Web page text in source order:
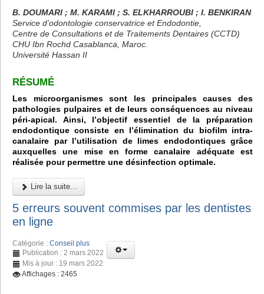
B. DOUMARI ; M. KARAMI ; S. ELKHARROUBI ; I. BENKIRAN
Service d’odontologie conservatrice et Endodontie,
Centre de Consultations et de Traitements Dentaires (CCTD)
CHU Ibn Rochd Casablanca, Maroc.
Université Hassan II
RÉSUMÉ
Les microorganismes sont les principales causes des
pathologies pulpaires et de leurs conséquences au niveau
péri-apical. Ainsi, l’objectif essentiel de la préparation
endodontique consiste en l’élimination du biofilm intra-
canalaire par l’utilisation de limes endodontiques grâce
auxquelles une mise en forme canalaire adéquate est
réalisée pour permettre une désinfection optimale.
Lire la suite...
5 erreurs souvent commises par les dentistes
en ligne
Catégorie : Conseil plus
Publication : 2 mars 2022
Mis à jour : 19 mars 2022
Affichages : 2465